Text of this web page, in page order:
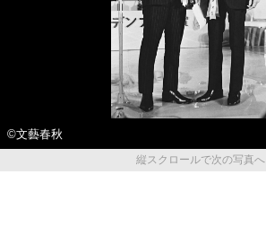
©文藝春秋
縦スクロールで次の写真へ